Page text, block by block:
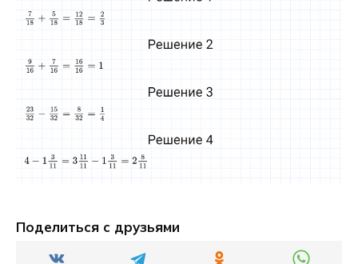
Поделиться с друзьями